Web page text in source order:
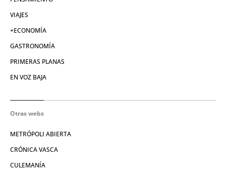
VIAJES
+ECONOMÍA
GASTRONOMÍA
PRIMERAS PLANAS
EN VOZ BAJA
Otras webs
METRÓPOLI ABIERTA
CRÓNICA VASCA
CULEMANÍA